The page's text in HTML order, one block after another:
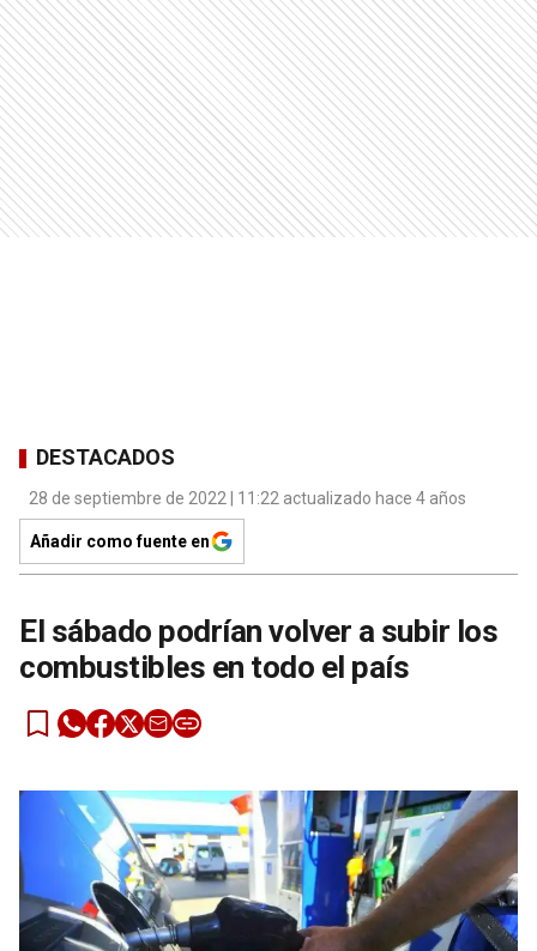
DESTACADOS
28 de septiembre de 2022 | 11:22 actualizado hace 4 años
Añadir como fuente en
El sábado podrían volver a subir los
combustibles en todo el país